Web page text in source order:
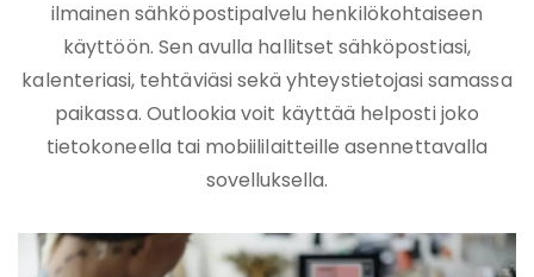
ilmainen sähköpostipalvelu henkilökohtaiseen
käyttöön. Sen avulla hallitset sähköpostiasi,
kalenteriasi, tehtäviäsi sekä yhteystietojasi samassa
paikassa. Outlookia voit käyttää helposti joko
tietokoneella tai mobiililaitteille asennettavalla
sovelluksella.